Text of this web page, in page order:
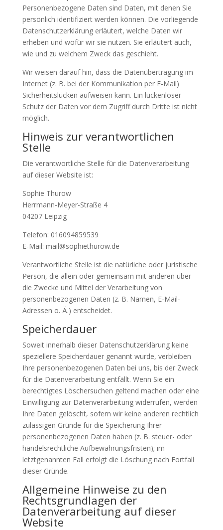
Personenbezogene Daten sind Daten, mit denen Sie
persönlich identifiziert werden können. Die vorliegende
Datenschutzerklärung erläutert, welche Daten wir
erheben und wofür wir sie nutzen. Sie erläutert auch,
wie und zu welchem Zweck das geschieht.
Wir weisen darauf hin, dass die Datenübertragung im
Internet (z. B. bei der Kommunikation per E-Mail)
Sicherheitslücken aufweisen kann. Ein lückenloser
Schutz der Daten vor dem Zugriff durch Dritte ist nicht
möglich.
Hinweis zur verantwortlichen
Stelle
Die verantwortliche Stelle für die Datenverarbeitung
auf dieser Website ist:
Sophie Thurow
Herrmann-Meyer-Straße 4
04207 Leipzig
Telefon: 016094859539
E-Mail: mail@sophiethurow.de
Verantwortliche Stelle ist die natürliche oder juristische
Person, die allein oder gemeinsam mit anderen über
die Zwecke und Mittel der Verarbeitung von
personenbezogenen Daten (z. B. Namen, E-Mail-
Adressen o. Ä.) entscheidet.
Speicherdauer
Soweit innerhalb dieser Datenschutzerklärung keine
speziellere Speicherdauer genannt wurde, verbleiben
Ihre personenbezogenen Daten bei uns, bis der Zweck
für die Datenverarbeitung entfällt. Wenn Sie ein
berechtigtes Löschersuchen geltend machen oder eine
Einwilligung zur Datenverarbeitung widerrufen, werden
Ihre Daten gelöscht, sofern wir keine anderen rechtlich
zulässigen Gründe für die Speicherung Ihrer
personenbezogenen Daten haben (z. B. steuer- oder
handelsrechtliche Aufbewahrungsfristen); im
letztgenannten Fall erfolgt die Löschung nach Fortfall
dieser Gründe.
Allgemeine Hinweise zu den
Rechtsgrundlagen der
Datenverarbeitung auf dieser
Website